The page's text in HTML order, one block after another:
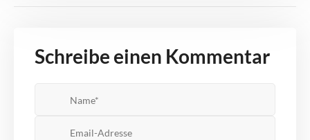
Schreibe einen Kommentar